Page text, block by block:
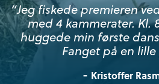
“Jeg fiskede premieren
med 4 kammerater. Kl.
huggede min første
Fanget på en
- Kristoffer